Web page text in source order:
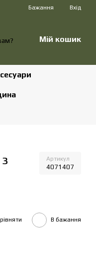
Бажання Вхід
Мій кошик
Артикул
4071407
В бажання